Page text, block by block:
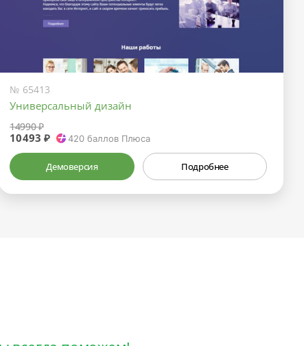
№ 65413
Универсальный дизайн
14990 ₽
10493 ₽ 420баллов Плюса
Демоверсия Подробнее